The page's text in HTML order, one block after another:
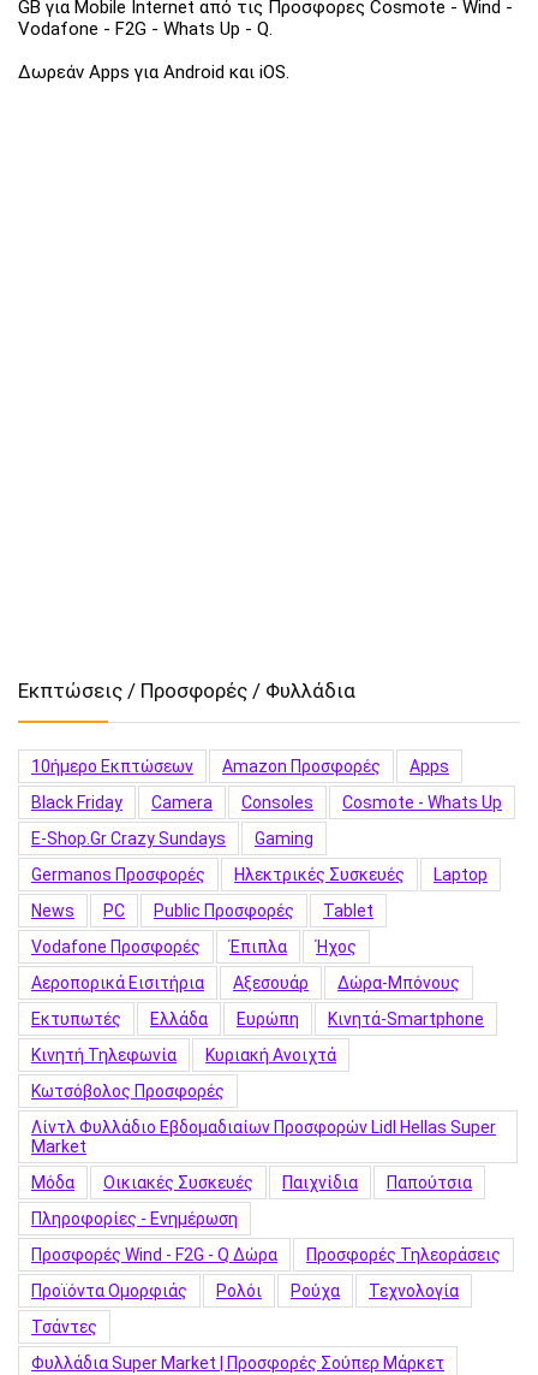
GB για Mobile Internet από τις Προσφορες Cosmote - Wind -
Vodafone - F2G - Whats Up - Q.
Δωρεάν Apps για Android και iOS.
Εκπτώσεις / Προσφορές / Φυλλάδια
10ήμερο Εκπτώσεων Amazon Προσφορές
Apps
Black Friday
Camera Consoles
Cosmote - Whats Up
E-Shop.gr Crazy Sundays
Gaming
Germanos Προσφορές
Hλεκτρικές Συσκευές
Laptop
News
PC Public Προσφορές
Tablet
Vodafone Προσφορές
Έπιπλα
Ήχος
Αεροπορικά Εισιτήρια
Αξεσουάρ
Δώρα-Μπόνους
Εκτυπωτές
Ελλάδα Ευρώπη
Κινητά-Smartphone
Κινητή Τηλεφωνία
Κυριακή Ανοιχτά
Κωτσόβολος Προσφορές
Λίντλ Φυλλάδιο Εβδομαδιαίων Προσφορών Lidl Hellas Super
Market
Μόδα
Οικιακές Συσκευές Παιχνίδια
Παπούτσια
Πληροφορίες - Ενημέρωση
Προσφορές Wind - F2G - Q Δώρα
Προσφορές Τηλεοράσεις
Προϊόντα Ομορφιάς
Ρολόι Ρούχα
Τεχνολογία
Τσάντες
Φυλλάδια Super Market | Προσφορές Σούπερ Μάρκετ